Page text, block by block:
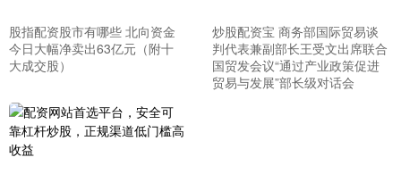
股指配资股市有哪些 北向资金
今日大幅净卖出63亿元（附十
大成交股）
炒股配资宝 商务部国际贸易谈
判代表兼副部长王受文出席联合
国贸发会议“通过产业政策促进
贸易与发展”部长级对话会